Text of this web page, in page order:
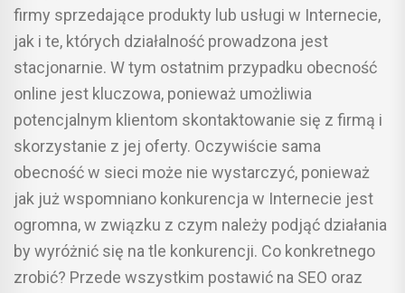
firmy sprzedające produkty lub usługi w Internecie,
jak i te, których działalność prowadzona jest
stacjonarnie. W tym ostatnim przypadku obecność
online jest kluczowa, ponieważ umożliwia
potencjalnym klientom skontaktowanie się z firmą i
skorzystanie z jej oferty. Oczywiście sama
obecność w sieci może nie wystarczyć, ponieważ
jak już wspomniano konkurencja w Internecie jest
ogromna, w związku z czym należy podjąć działania
by wyróżnić się na tle konkurencji. Co konkretnego
zrobić? Przede wszystkim postawić na SEO oraz